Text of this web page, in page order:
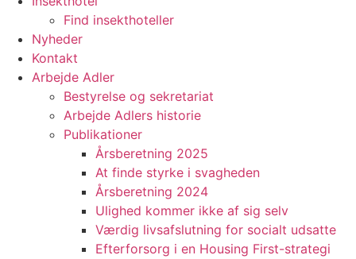
Find insekthoteller
Nyheder
Kontakt
Arbejde Adler
Bestyrelse og sekretariat
Arbejde Adlers historie
Publikationer
Årsberetning 2025
At finde styrke i svagheden
Årsberetning 2024
Ulighed kommer ikke af sig selv
Værdig livsafslutning for socialt udsatte
Efterforsorg i en Housing First-strategi